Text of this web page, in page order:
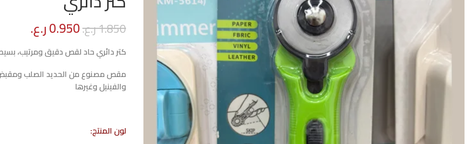
1.850ر.ع.0.950ر.ع.
كتر دائري حاد لقص دقيق ومرتيب،
مقص مصنوع من الحديد الصلب ومقبض
والفينيل وغيرها
لون المنتج: